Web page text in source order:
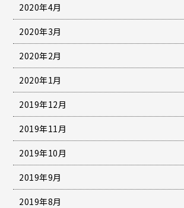
2020年4月
2020年3月
2020年2月
2020年1月
2019年12月
2019年11月
2019年10月
2019年9月
2019年8月